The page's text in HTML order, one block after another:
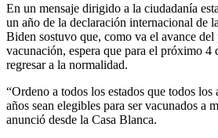
En un mensaje dirigido a la ciudadanía
un año de la declaración internacional de
Biden sostuvo que, como va el avance
vacunación, espera que para el próximo 4
regresar a la normalidad.
“Ordeno a todos los estados que todos los
años sean elegibles para ser vacunados a
anunció desde la Casa Blanca.